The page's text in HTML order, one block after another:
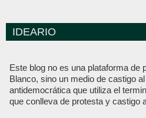
IDEARIO
Este blog no es una plataforma de
Blanco, sino un medio de castigo
antidemocrática que utiliza el
que conlleva de protesta y castigo